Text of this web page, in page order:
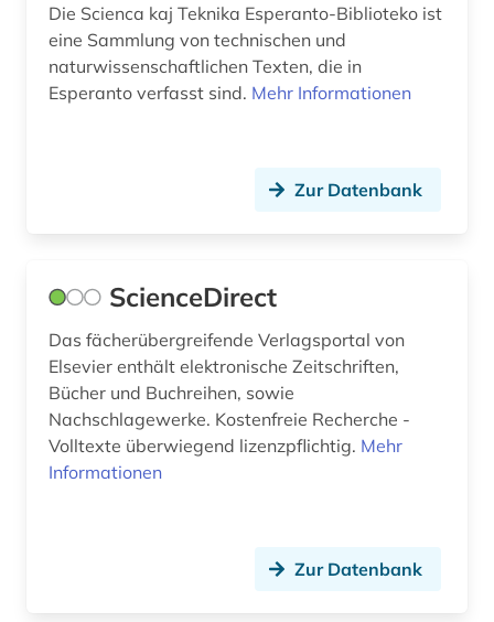
Die Scienca kaj Teknika Esperanto-Biblioteko ist
eine Sammlung von technischen und
naturwissenschaftlichen Texten, die in
Esperanto verfasst sind. Mehr Informationen
Zur Datenbank
ScienceDirect
Das fächerübergreifende Verlagsportal von
Elsevier enthält elektronische Zeitschriften,
Bücher und Buchreihen, sowie
Nachschlagewerke. Kostenfreie Recherche -
Volltexte überwiegend lizenzpflichtig. Mehr
Informationen
Zur Datenbank